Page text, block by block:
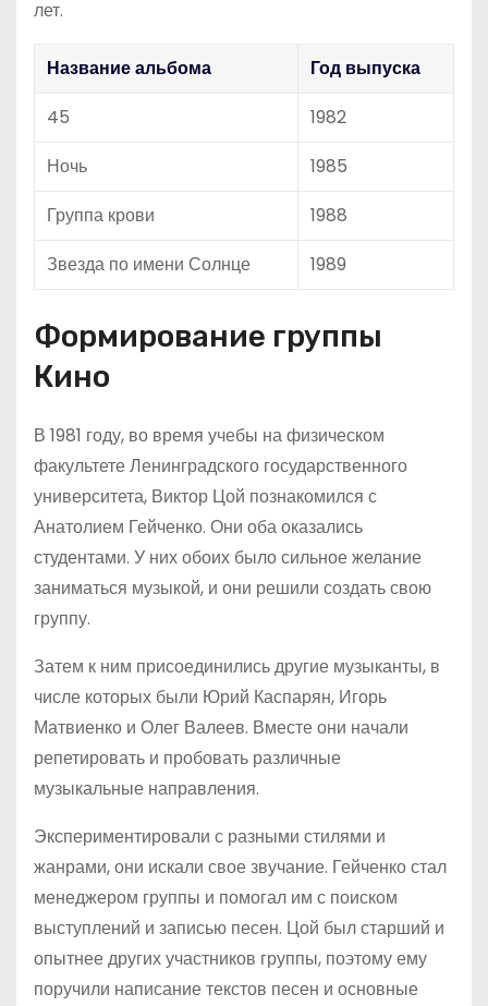
лет.
Название альбома
Год выпуска
45
1982
Ночь
1985
Группа крови
1988
Звезда по имени Солнце
1989
Формирование группы
Кино
В 1981 году, во время учебы на физическом
факультете Ленинградского государственного
университета, Виктор Цой познакомился с
Анатолием Гейченко. Они оба оказались
студентами. У них обоих было сильное желание
заниматься музыкой, и они решили создать свою
группу.
Затем к ним присоединились другие музыканты, в
числе которых были Юрий Каспарян, Игорь
Матвиенко и Олег Валеев. Вместе они начали
репетировать и пробовать различные
музыкальные направления.
Экспериментировали с разными стилями и
жанрами, они искали свое звучание. Гейченко стал
менеджером группы и помогал им с поиском
выступлений и записью песен. Цой был старший и
опытнее других участников группы, поэтому ему
поручили написание текстов песен и основные